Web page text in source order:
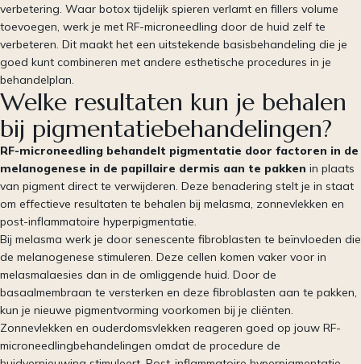
verbetering. Waar botox tijdelijk spieren verlamt en fillers volume
toevoegen, werk je met RF-microneedling door de huid zelf te
verbeteren. Dit maakt het een uitstekende basisbehandeling die je
goed kunt combineren met andere esthetische procedures in je
behandelplan.
Welke resultaten kun je behalen
bij pigmentatiebehandelingen?
RF-microneedling behandelt pigmentatie door factoren in de
melanogenese in de papillaire dermis aan te pakken in plaats
van pigment direct te verwijderen. Deze benadering stelt je in staat
om effectieve resultaten te behalen bij melasma, zonnevlekken en
post-inflammatoire hyperpigmentatie.
Bij melasma werk je door senescente fibroblasten te beïnvloeden die
de melanogenese stimuleren. Deze cellen komen vaker voor in
melasmalaesies dan in de omliggende huid. Door de
basaalmembraan te versterken en deze fibroblasten aan te pakken,
kun je nieuwe pigmentvorming voorkomen bij je cliënten.
Zonnevlekken en ouderdomsvlekken reageren goed op jouw RF-
microneedlingbehandelingen omdat de procedure de